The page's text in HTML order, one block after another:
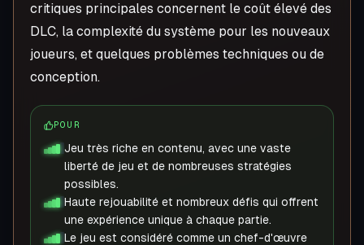
critiques principales concernent le coût élevé des
DLC, la complexité du système pour les nouveaux
joueurs, et quelques problèmes techniques ou de
conception.
POUR
Jeu très riche en contenu, avec une vaste
liberté de jeu et de nombreuses stratégies
possibles.
Haute rejouabilité et nombreux défis qui offrent
une expérience unique à chaque partie.
Le jeu est considéré comme un chef-d'œuvre